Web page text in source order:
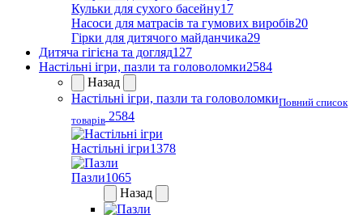
Кульки для сухого басейну17
Насоси для матрасів та гумових виробів20
Гірки для дитячого майданчика29
Дитяча гігієна та догляд127
Настільні ігри, пазли та головоломки2584
Назад
Настільні ігри, пазли та головоломкиПовний список
товарів 2584
Настільні ігри1378
Пазли1065
Назад